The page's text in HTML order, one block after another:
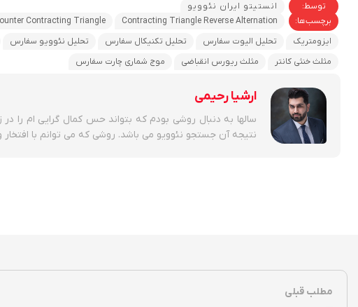
توسط:
انستیتو ایران نئوویو
برچسب‌ها:
Contracting Triangle Reverse Alternation
Contracting Triangle
ایزومتریک
تحلیل الیوت سفارس تحلیل تکنیکال سفارس تحلیل نئوویو سفارس
مثلث خنثی کانتر
مثلث ریورس انقباضی موج شماری چارت سفارس
ارشیا رحیمی
سالها به دنبال روشی بودم که بتواند حس کمال گرایی ام
نتیجه آن جستجو نئوویو می باشد. روشی که می توانم با افتخار
مطلب قبلی